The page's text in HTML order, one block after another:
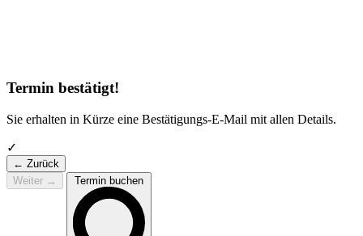
Termin bestätigt!
Sie erhalten in Kürze eine Bestätigungs-E-Mail mit allen Details.
✓
← Zurück
Weiter → Termin buchen